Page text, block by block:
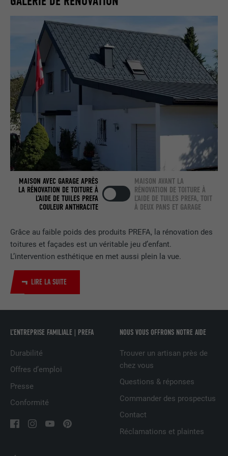
Grâce au faible poids des produits PREFA, la rénovation des
toitures et façades est un véritable jeu d’enfant.
L’intervention esthétique en met aussi plein la vue.
LIRE LA SUITE
MAISON AVEC GARAGE APRÈS
LA RÉNOVATION DE TOITURE À
L’AIDE DE TUILES PREFA
COULEUR ANTHRACITE
MAISON AVANT LA
RÉNOVATION DE TOITURE À
L’AIDE DE TUILES PREFA, TOIT
À DEUX PANS ET GARAGE
L’ENTREPRISE FAMILIALE | PREFA
Durabilité
Offres d’emploi
Presse
Conformité
NOUS VOUS OFFRONS NOTRE AIDE
Trouver un artisan près de
chez vous
Questions & réponses
Commander des prospectus
Contact
Réclamations et plaintes
UTILITÉ
Utilisé par LinkedIn lorsqu'un site
Internet contient une fenêtre « Suivez-
nous » intégrée.
NOM bcookie
FOURNISSEUR LinkedIn
2 ans
UTILITÉ
Utilisé par le service de réseau social
LinkedIn pour suivre l'utilisation de
services intégrés.
NOM bscookie
FOURNISSEUR LinkedIn
EXPIRATION 2 ans
Utilisé par le service de réseau social
NOM UserMatchHistory
FOURNISSEUR LinkedIn
EXPIRATION
UTILITÉ
Est utilisé pour suivre l'utilisateur sur
la publicité adaptée aux préférences de